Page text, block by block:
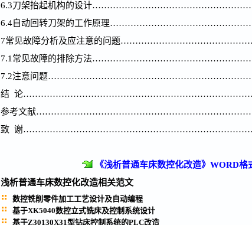
6.3刀架抬起机构的设计
6.4自动回转刀架的工作原理
7常见故障分析及应注意的问题
7.1常见故障的排除方法
7.2注意问题
结 论
参考文献
致 谢
《浅析普通车床数控化改造》WORD格
浅析普通车床数控化改造相关范文
数控铣削零件加工工艺设计及自动编程
基于XK5040数控立式铣床及控制系统设计
基于Z30130X31型钻床控制系统的PLC改造